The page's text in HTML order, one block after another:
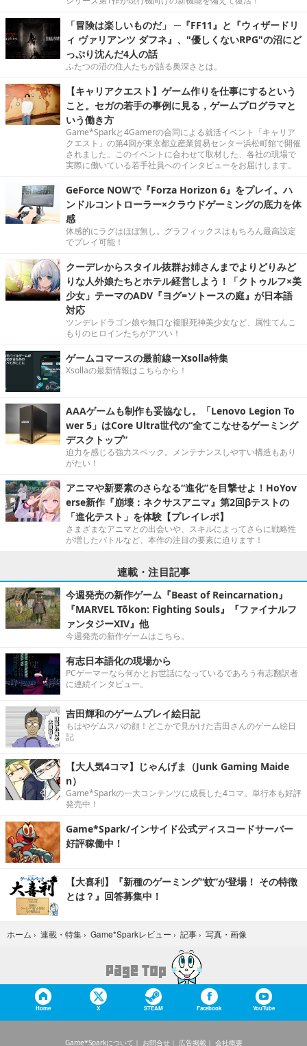
「冒険は楽しいものだ」 ─『FF11』と『ウィザードリ
ィ ヴァリアンツ ダフネ』、"優しくないRPG"の沼にど
っぷり沈んだ4人の話
ふたつの沼の住人たちが語る奥深さとは。
【キャリアクエスト】ゲーム作りを仕事にするという
こと。セガの若手の事例に見る，ゲームプログラマと
いう働き方
Game*Sparkと4Gamerの合同による就活イベント「キャリア
クエスト」の第4回が東京都立産業貿易センター浜松町館で開催
されました。このイベントに合わせて取材した、各社の現場で
実際に働いている若手社員へのインタビューをお届けします。
GeForce NOWで『Forza Horizon 6』をプレイ。ハ
ンドルコントローラー×クラウドゲーミングの底力を体
感
体感的にラグはほぼ無し。グラフィックスはもちろん最高設定
でプレイ可能！
クーデレからスタイル抜群お姉さんまでよりどりみど
りな人外娘たちとホテル経営しよう！「クトゥルフ×美
少女」テーマのADV『ヨグ=ソトースの庭』が日本語
対応
ツンデレドラゴン娘や無口な複眼死神美少女など、属性てんこ
もりのヒロインたちがアツい！
ゲームコマースの最前線ーXsolla特集
Xsollaの最新情報はこちらから！
AAAゲームも制作も妥協なし。「Lenovo Legion To
wer 5」はCore Ultra世代の“全てこなせるゲーミング
デスクトップ”
迫力を感じる強力スペック。メンテナンスしやすい構造もあり
がたい！
アニマや新要素のさらなる“進化”を目撃せよ！HoYov
erse新作『崩壊：ネクサスアニマ』第2回βテストの
「進化テスト」を体験【プレイレポ】
さまざまなアニマとの出会いや、スキルによってさらに戦略性
が増したバトルなど、本作の注目の要素に迫ります！
連載・注目記事
今週発売の新作ゲーム『Beast of Reincarnation』
『MARVEL Tōkon: Fighting Souls』『ファイナルフ
ァンタジーXIV』他
今週発売の新作ゲームはこちら。
有志日本語化の現場から
PCゲーマーなら何かとお世話になっているであろう有志翻訳者
に連続インタビュー。
吉田輝和のゲームプレイ絵日記
もはやゲムスパの顔！どこかで見かけた吉田さんのゲーム絵日
記
【大人気4コマ】じゃんげま（Junk Gaming Maide
n）
Game*Sparkの一大コンテンツに成長した4コマ。単行本も好評
発売中！
Game*Spark/インサイド公式ディスコードサーバー
好評稼働中！
【大喜利】『新種のゲーミング“蚊”が登場！ その特徴
とは？』回答募集中！
ホーム › 連載・特集 › Game*Sparkレビュー › 記事 › 写真・画像
Home X STEAM Facebook YouTube
Game*Sparkについて お問合せ 広告掲載 会社概要